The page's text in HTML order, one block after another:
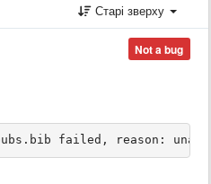
Старі зверху
Not a bug
failed, reason: